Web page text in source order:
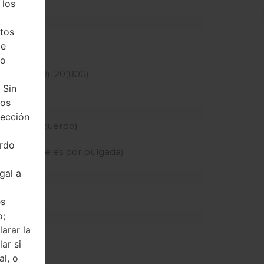
8(900), 20(800)
pantalla-cuerpo)
de píxeles por pulgada)
los
a
la
si
o